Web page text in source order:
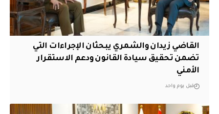
القاضي زيدان والشمري يبحثان الإجراءات التي
تضمن تحقيق سيادة القانون ودعم الاستقرار
الأمني
قبل يوم واحد